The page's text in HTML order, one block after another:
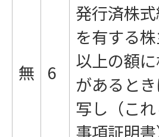
無 6
発行済株
を有する
以上の額
があると
写し（こ
事項証明書